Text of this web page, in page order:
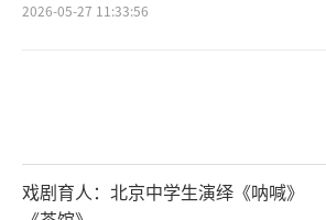
2026-05-27 11:33:56
戏剧育人：北京中学生演绎《呐喊》